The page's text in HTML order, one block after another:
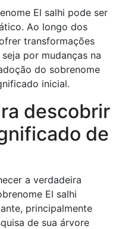
El salhi pode ser
Ao longo dos
transformações
por mudanças na
do sobrenome
inicial.
descobrir
de
a verdadeira
El salhi
principalmente
de sua árvore